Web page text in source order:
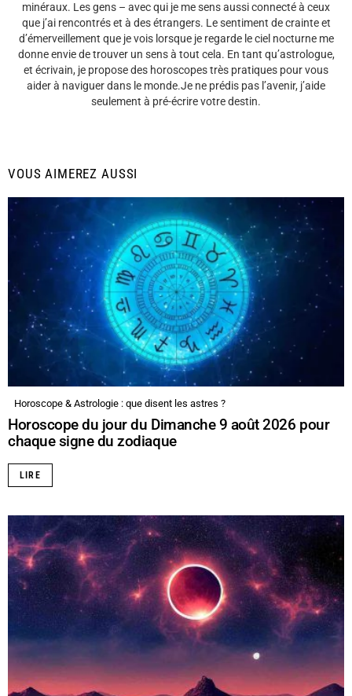
minéraux. Les gens – avec qui je me sens aussi connecté à ceux
que j’ai rencontrés et à des étrangers. Le sentiment de crainte et
d’émerveillement que je vois lorsque je regarde le ciel nocturne me
donne envie de trouver un sens à tout cela. En tant qu’astrologue,
et écrivain, je propose des horoscopes très pratiques pour vous
aider à naviguer dans le monde.Je ne prédis pas l’avenir, j’aide
seulement à pré-écrire votre destin.
VOUS AIMEREZ AUSSI
Horoscope & Astrologie : que disent les astres ?
Horoscope du jour du Dimanche 9 août 2026 pour
chaque signe du zodiaque
LIRE